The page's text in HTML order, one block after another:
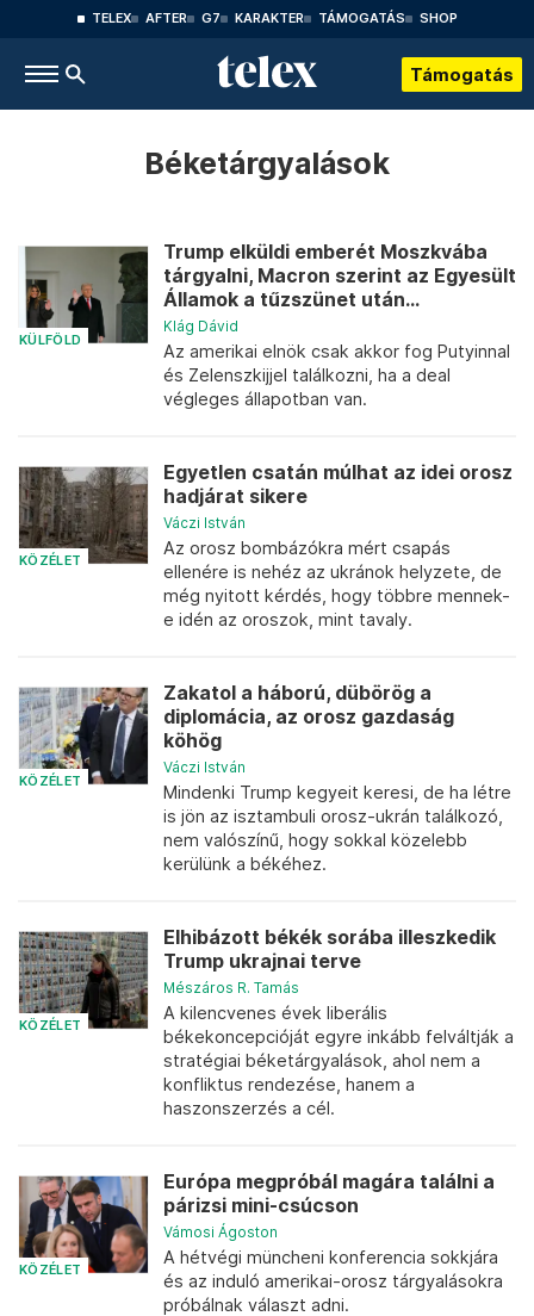
TELEX AFTER G7 KARAKTER TÁMOGATÁS SHOP
Támogatás
Béketárgyalások
KÜLFÖLD
Trump elküldi emberét Moszkvába
tárgyalni, Macron szerint az Egyesült
Államok a tűzszünet után...
Klág Dávid
Az amerikai elnök csak akkor fog Putyinnal
és Zelenszkijjel találkozni, ha a deal
végleges állapotban van.
KÖZÉLET
Egyetlen csatán múlhat az idei orosz
hadjárat sikere
Váczi István
Az orosz bombázókra mért csapás
ellenére is nehéz az ukránok helyzete, de
még nyitott kérdés, hogy többre mennek-
e idén az oroszok, mint tavaly.
KÖZÉLET
Zakatol a háború, dübörög a
diplomácia, az orosz gazdaság
köhög
Váczi István
Mindenki Trump kegyeit keresi, de ha létre
is jön az isztambuli orosz-ukrán találkozó,
nem valószínű, hogy sokkal közelebb
kerülünk a békéhez.
KÖZÉLET
Elhibázott békék sorába illeszkedik
Trump ukrajnai terve
Mészáros R. Tamás
A kilencvenes évek liberális
békekoncepcióját egyre inkább felváltják a
stratégiai béketárgyalások, ahol nem a
konfliktus rendezése, hanem a
haszonszerzés a cél.
KÖZÉLET
Európa megpróbál magára találni a
párizsi mini-csúcson
Vámosi Ágoston
A hétvégi müncheni konferencia sokkjára
és az induló amerikai-orosz tárgyalásokra
próbálnak választ adni.